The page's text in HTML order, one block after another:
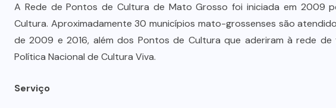
A Rede de Pontos de Cultura de Mato Grosso foi iniciada em 2009
Cultura. Aproximadamente 30 municípios mato-grossenses são
de 2009 e 2016, além dos Pontos de Cultura que aderiram à rede
Política Nacional de Cultura Viva.
Serviço